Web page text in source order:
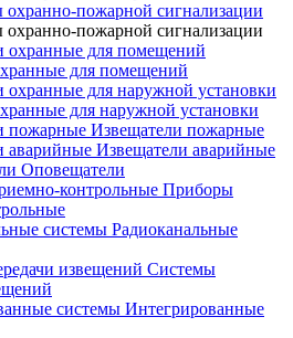
охранно-пожарной сигнализации
охранно-пожарной сигнализации
для помещений
для наружной установки
Извещатели пожарные
Извещатели аварийные
Оповещатели
Приборы
Радиоканальные
Системы
Интегрированные